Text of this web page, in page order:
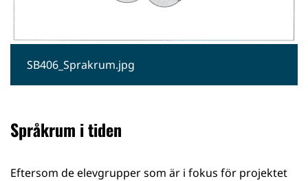
SB406_Sprakrum.jpg
Språkrum i tiden
Eftersom de elevgrupper som är i fokus för projektet